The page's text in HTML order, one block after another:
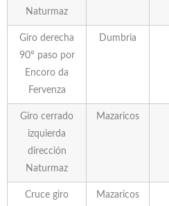
Naturmaz
Giro derecha
90º paso por
Encoro da
Fervenza
Dumbria
Giro cerrado
izquierda
dirección
Naturmaz
Mazaricos
Cruce giro
Mazaricos